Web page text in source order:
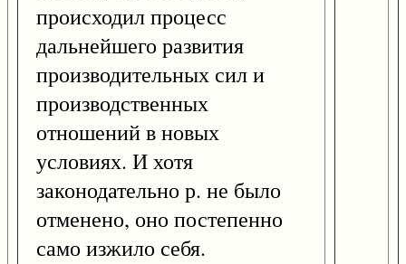
происходил процесс
дальнейшего развития
производительных сил и
производственных
отношений в новых
условиях. И хотя
законодательно р. не было
отменено, оно постепенно
само изжило себя.